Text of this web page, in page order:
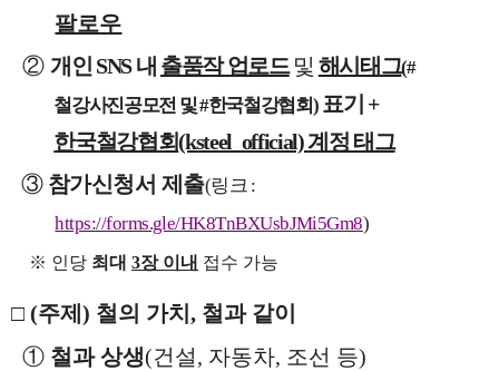
팔로우
② 개인 SNS내 출품작 업로드 및 해시태그(#
철강사진공모전 및#한국철강협회) 표기 +
한국철강협회(ksteel_official)계정 태그
③ 참가신청서 제출(링크 :
https://forms.gle/HK8TnBXUsbJMi5Gm8)
※ 인당 최대 3장 이내 접수 가능
□ (주제 ) 철의 가치 , 철과 같이
① 철과 상생(건설, 자동차, 조선 등)